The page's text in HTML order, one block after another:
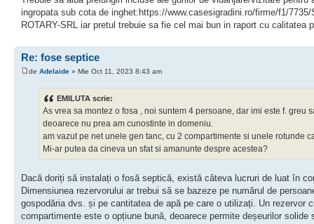
ingropata sub cota de inghet:https://www.casesigradini.ro/firme/f1/7735/
ROTARY-SRL iar pretul trebuie sa fie cel mai bun in raport cu calitatea
Re: fose septice
de Adelaide » Mie Oct 11, 2023 8:43 am
EMILUTA scrie:
As vrea sa montez o fosa , noi suntem 4 persoane, dar imi este f. greu
deoarece nu prea am cunostinte in domeniu.
am vazut pe net unele gen tanc, cu 2 compartimente si unele rotunde
Mi-ar putea da cineva un sfat si amanunte despre acestea?
Dacă doriți să instalați o fosă septică, există câteva lucruri de luat în
Dimensiunea rezervorului ar trebui să se bazeze pe numărul de
gospodăria dvs. și pe cantitatea de apă pe care o utilizați. Un rezervor
compartimente este o opțiune bună, deoarece permite deșeurilor solide